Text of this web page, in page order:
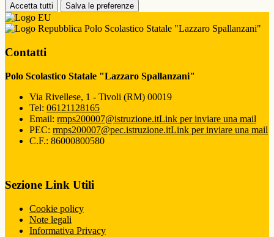
Accetta tutti Salva le preferenze
Polo Scolastico Statale "Lazzaro Spallanzani"
Contatti
Polo Scolastico Statale "Lazzaro Spallanzani"
Via Rivellese, 1 - Tivoli (RM) 00019
Tel: 06121128165
Email: rmps200007@istruzione.itLink per inviare una mail
PEC: rmps200007@pec.istruzione.itLink per inviare una mail
C.F.: 86000800580
Sezione Link Utili
Cookie policy
Note legali
Informativa Privacy